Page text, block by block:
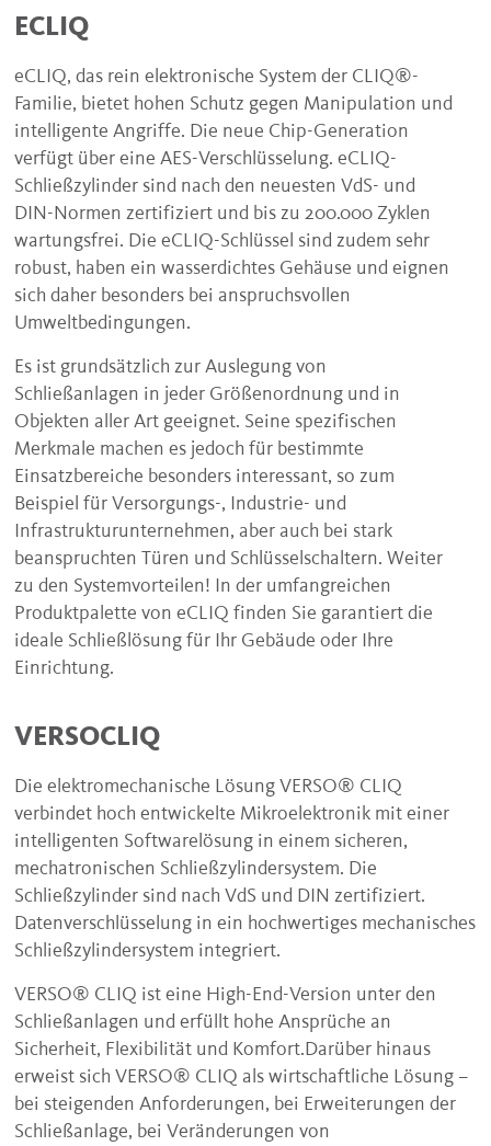
ECLIQ
eCLIQ, das rein elektronische System der CLIQ®-
Familie, bietet hohen Schutz gegen Manipulation und
intelligente Angriffe. Die neue Chip-Generation
verfügt über eine AES-Verschlüsselung. eCLIQ-
Schließzylinder sind nach den neuesten VdS- und
DIN-Normen zertifiziert und bis zu 200.000 Zyklen
wartungsfrei. Die eCLIQ-Schlüssel sind zudem sehr
robust, haben ein wasserdichtes Gehäuse und eignen
sich daher besonders bei anspruchsvollen
Umweltbedingungen.
Es ist grundsätzlich zur Auslegung von
Schließanlagen in jeder Größenordnung und in
Objekten aller Art geeignet. Seine spezifischen
Merkmale machen es jedoch für bestimmte
Einsatzbereiche besonders interessant, so zum
Beispiel für Versorgungs-, Industrie- und
Infrastrukturunternehmen, aber auch bei stark
beanspruchten Türen und Schlüsselschaltern. Weiter
zu den Systemvorteilen! In der umfangreichen
Produktpalette von eCLIQ finden Sie garantiert die
ideale Schließlösung für Ihr Gebäude oder Ihre
Einrichtung.
VERSOCLIQ
Die elektromechanische Lösung VERSO® CLIQ
verbindet hoch entwickelte Mikroelektronik mit einer
intelligenten Softwarelösung in einem sicheren,
mechatronischen Schließzylindersystem. Die
Schließzylinder sind nach VdS und DIN zertifiziert.
Datenverschlüsselung in ein hochwertiges mechanisches
Schließzylindersystem integriert.
VERSO® CLIQ ist eine High-End-Version unter den
Schließanlagen und erfüllt hohe Ansprüche an
Sicherheit, Flexibilität und Komfort.Darüber hinaus
erweist sich VERSO® CLIQ als wirtschaftliche Lösung –
bei steigenden Anforderungen, bei Erweiterungen der
Schließanlage, bei Veränderungen von